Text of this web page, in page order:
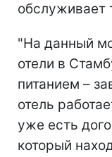
обслуживает
"На данный
отели в
питанием –
отель
уже есть
который